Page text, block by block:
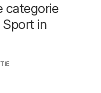
categorie
Sport in